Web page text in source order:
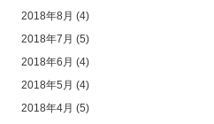
2018年8月 (4)
2018年7月 (5)
2018年6月 (4)
2018年5月 (4)
2018年4月 (5)